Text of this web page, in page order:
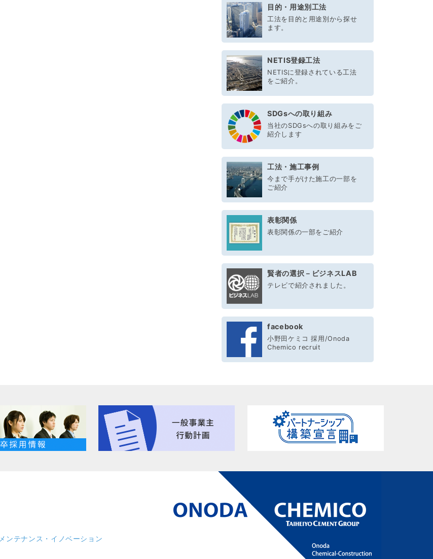
目的・用途別工法
工法を目的と用途別から探せ
ます。
NETIS登録工法
NETISに登録されている工法
をご紹介。
SDGsへの取り組み
当社のSDGsへの取り組みをご
紹介します
工法・施工事例
今まで手がけた施工の一部を
ご紹介
表彰関係
表彰関係の一部をご紹介
賢者の選択－ビジネスLAB
テレビで紹介されました。
facebook
小野田ケミコ 採用/Onoda
Chemico recruit
メンテナンス・イノベーション